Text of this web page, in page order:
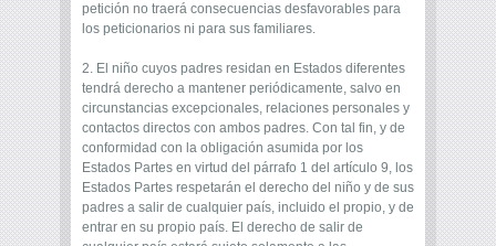
petición no traerá consecuencias desfavorables para
los peticionarios ni para sus familiares.
2. El niño cuyos padres residan en Estados diferentes
tendrá derecho a mantener periódicamente, salvo en
circunstancias excepcionales, relaciones personales y
contactos directos con ambos padres. Con tal fin, y de
conformidad con la obligación asumida por los
Estados Partes en virtud del párrafo 1 del artículo 9, los
Estados Partes respetarán el derecho del niño y de sus
padres a salir de cualquier país, incluido el propio, y de
entrar en su propio país. El derecho de salir de